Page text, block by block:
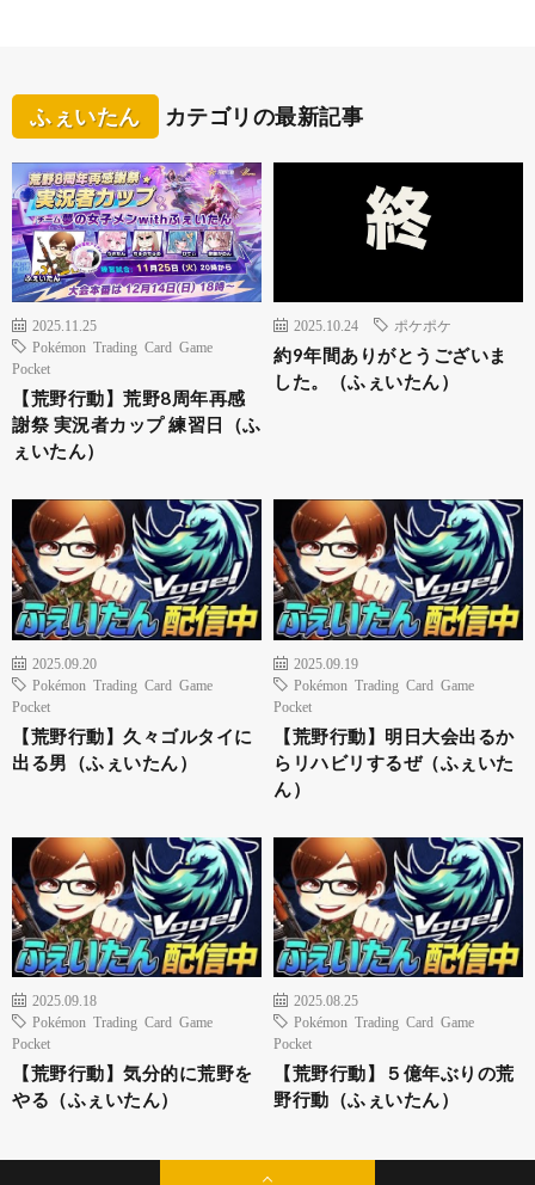
ふぇいたん カテゴリの最新記事
2025.11.25
Pokémon Trading Card Game
Pocket
【荒野行動】荒野8周年再感
謝祭 実況者カップ 練習日（ふ
ぇいたん）
2025.10.24 ポケポケ
約9年間ありがとうございま
した。（ふぇいたん）
2025.09.20
Pokémon Trading Card Game
Pocket
【荒野行動】久々ゴルタイに
出る男（ふぇいたん）
2025.09.19
Pokémon Trading Card Game
Pocket
【荒野行動】明日大会出るか
らリハビリするぜ（ふぇいた
ん）
2025.09.18
Pokémon Trading Card Game
Pocket
【荒野行動】気分的に荒野を
やる（ふぇいたん）
2025.08.25
Pokémon Trading Card Game
Pocket
【荒野行動】５億年ぶりの荒
野行動（ふぇいたん）